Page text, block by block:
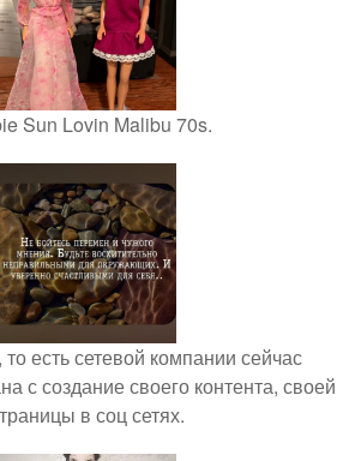
Sun Lovin Malibu 70s.
есть сетевой компании сейчас
с создание своего контента, своей
в соц сетях.